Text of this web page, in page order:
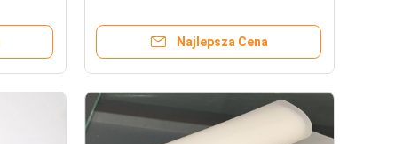
Najlepsza Cena